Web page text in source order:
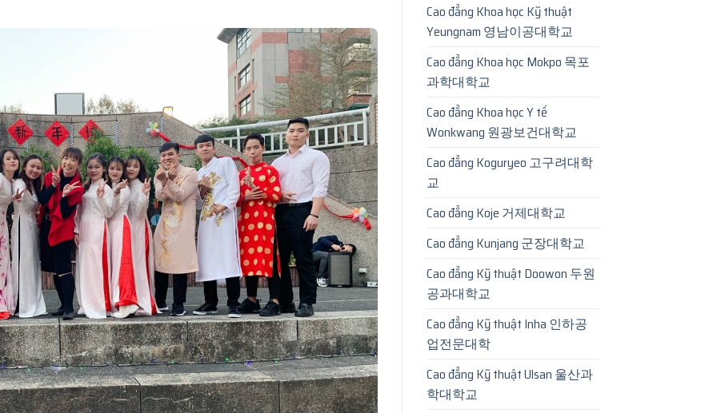
Cao đẳng Khoa học Kỹ thuật
Yeungnam 영남이공대학교
Cao đẳng Khoa học Mokpo 목포
과학대학교
Cao đẳng Khoa học Y tế
Wonkwang 원광보건대학교
Cao đẳng Koguryeo 고구려대학
교
Cao đẳng Koje 거제대학교
Cao đẳng Kunjang 군장대학교
Cao đẳng Kỹ thuật Doowon 두원
공과대학교
Cao đẳng Kỹ thuật Inha 인하공
업전문대학
Cao đẳng Kỹ thuật Ulsan 울산과
학대학교